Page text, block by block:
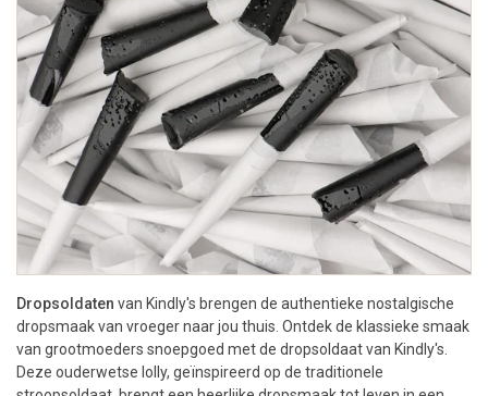
Dropsoldaten van Kindly's brengen de authentieke nostalgische
dropsmaak van vroeger naar jou thuis. Ontdek de klassieke smaak
van grootmoeders snoepgoed met de dropsoldaat van Kindly's.
Deze ouderwetse lolly, geïnspireerd op de traditionele